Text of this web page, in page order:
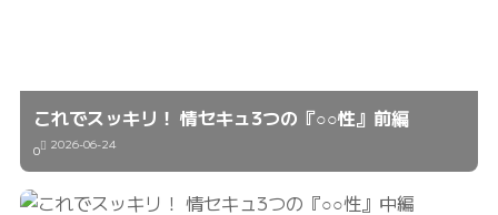
これでスッキリ！ 情セキュ3つの『○○性』前編
0 2026-06-24